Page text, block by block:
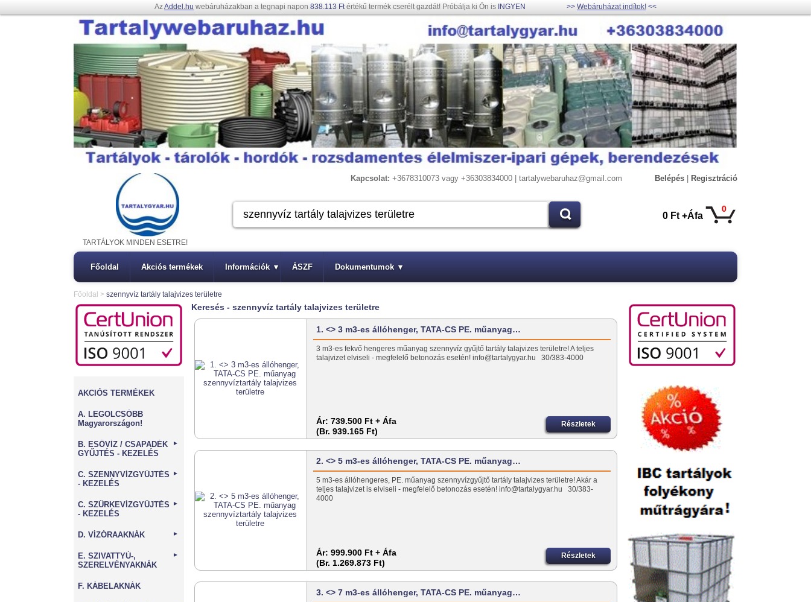
AzAddel.hu webáruházakban a tegnapi napon 838.113 Ftértékű termék cserélt gazdát! Próbálja ki Ön is INGYEN >> Webáruházat indítok! <<
Kapcsolat: +3678310073 vagy +36303834000 | tartalywebaruhaz@gmail.com Belépés Regisztráció
0
0 Ft +Áfa
TARTÁLYOK MINDEN ESETRE!
Főoldal Akciós termékek Információk ▾ ÁSZF Dokumentumok ▾
Főoldal > szennyvíz tartály talajvizes területre
AKCIÓS TERMÉKEK
A. LEGOLCSÓBB
Magyarországon!
B. ESŐVÍZ / CSAPADÉK
GYŰJTÉS - KEZELÉS
►
C. SZENNYVÍZGYŰJTÉS
- KEZELÉS
►
C. SZÜRKEVÍZGYŰJTÉS
- KEZELÉS
►
D. VÍZÓRAAKNÁK ►
E. SZIVATTYÚ-,
SZERELVÉNYAKNÁK
►
F. KÁBELAKNÁK
Keresés - szennyvíz tartály talajvizes területre
1. <> 3 m3-es állóhenger, TATA-CS PE. műanyag…
3 m3-es fekvő hengeres műanyag szennyvíz gyűjtő tartály talajvizes területre! A teljes
talajvizet elviseli - megfelelő betonozás esetén! info@tartalygyar.hu 30/383-4000
Ár: 739.500 Ft + Áfa
(Br. 939.165 Ft)
Részletek
2. <> 5 m3-es állóhenger, TATA-CS PE. műanyag…
5 m3-es állóhengeres, PE. műanyag szennyvízgyűjtő tartály talajvizes területre! Akár a
teljes talajvizet is elviseli - megfelelő betonozás esetén! info@tartalygyar.hu 30/383-
4000
Ár: 999.900 Ft + Áfa
(Br. 1.269.873 Ft)
Részletek
3. <> 7 m3-es állóhenger, TATA-CS PE. műanyag…